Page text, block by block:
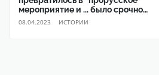
мероприятие и ... было срочно
прекращено
08.04.2023 ИСТОРИИ